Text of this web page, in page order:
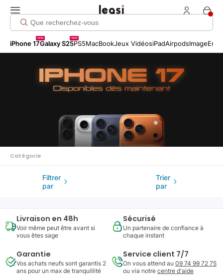
iPhone 17
new
Galaxy S25
new
PS5MacBookJeux VidéosiPadAirpodsImage
Click me!
Catégorie
Filtrer
par
Trier
par
Livraison en 48h
Voir même peut être avant si
vous êtes sage
Sécurisé
Un partenaire de confiance à
chaque instant
Garantie
Vos achats neufs sont garantis 2
ans pour un max de tranquillité
Service client 7/7
On vous attend au 09 74 99 72 75
ou via notre centre d'aide